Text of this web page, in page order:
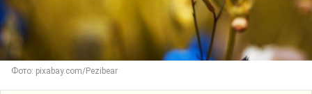
Фото: pixabay.com/Pezibear